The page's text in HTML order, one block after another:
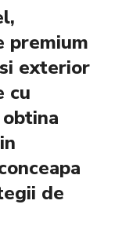
premium
exterior
cu
de